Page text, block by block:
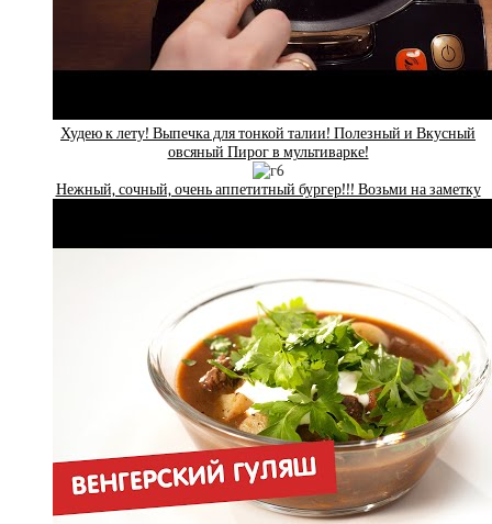
Худею к лету! Выпечка для тонкой талии! Полезный и Вкусный
овсяный Пирог в мультиварке!
Нежный, сочный, очень аппетитный бургер!!! Возьми на заметку